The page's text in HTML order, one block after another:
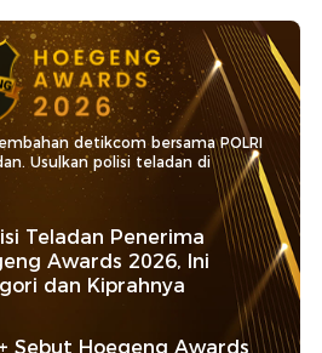
detikcom bersama POLRI
Usulkan polisi teladan di
Teladan Penerima
Awards 2026, Ini
dan Kiprahnya
Sebut Hoegeng Awards